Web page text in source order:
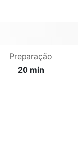
Preparação
20 min